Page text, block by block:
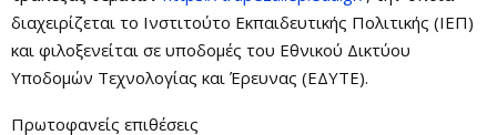
διαχειρίζεται το Ινστιτούτο Εκπαιδευτικής Πολιτικής (ΙΕΠ)
και φιλοξενείται σε υποδομές του Εθνικού Δικτύου
Υποδομών Τεχνολογίας και Έρευνας (ΕΔΥΤΕ).
Πρωτοφανείς επιθέσεις